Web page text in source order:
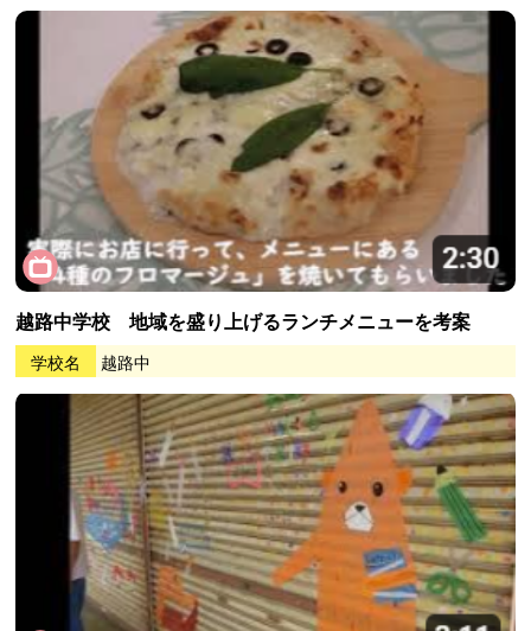
越路中学校 地域を盛り上げるランチメニューを考案
学校名 越路中